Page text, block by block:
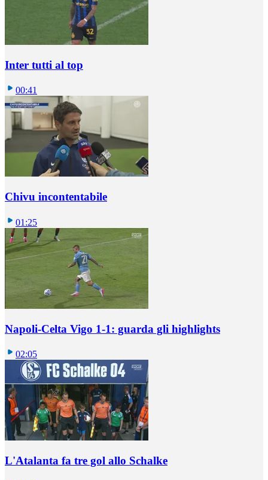
Inter tutti al top
00:41
Chivu incontentabile
01:25
Napoli-Celta Vigo 1-1: guarda gli highlights
02:05
L'Atalanta fa tre gol allo Schalke